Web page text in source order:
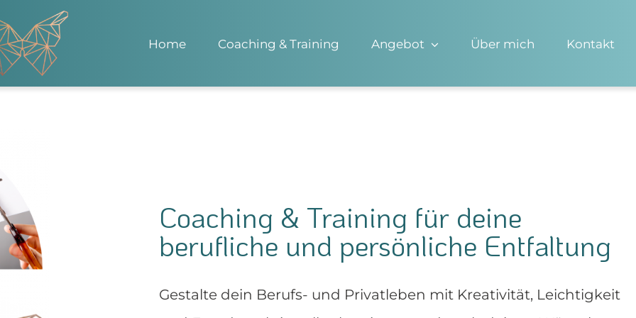
Home Coaching & Training Angebot Über mich Kontakt
Coaching & Training für deine
berufliche und persönliche Entfaltung
Gestalte dein Berufs- und Privatleben mit Kreativität, Leichtigkeit